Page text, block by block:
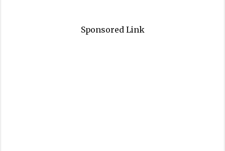
Sponsored Link